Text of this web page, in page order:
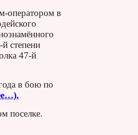
оператором в
степени
47-й
в бою по
поселке.